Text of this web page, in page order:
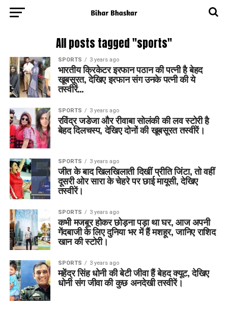
All posts tagged "sports"
SPORTS 3 years ago
भारतीय क्रिकेटर इरफान पठान की पत्नी है बेहद
खूबसूरत, देखिए इरफान संग उनके पत्नी की ये
तस्वीरें…
SPORTS 3 years ago
रविंद्र जडेजा और रीवाबा सोलंकी की लव स्टोरी है
बेहद दिलचस्प, देखिए दोनों की खूबसूरत तस्वीरें।
SPORTS 3 years ago
जीत के बाद खिलखिलाती दिखीं प्रीति जिंटा, तो वहीं
दूसरी ओर सारा के चेहरे पर छाई मायूसी, देखिए
तस्वीरें।
SPORTS 3 years ago
कभी मजबूर होकर छोड़ना पड़ा था घर, आज अपनी
गेंदबाजी के लिए दुनिया भर में हैं मशहूर, जानिए राशिद
खान की स्टोरी।
SPORTS 3 years ago
महेंद्र सिंह धोनी की बेटी जीवा हैं बेहद क्यूट, देखिए
धोनी संग जीवा की कुछ अनदेखी तस्वीरें।